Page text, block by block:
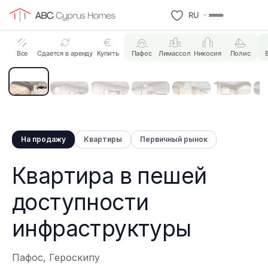
RU
Все Сдается в аренду Купить Пафос Лимассол Никосия Полис
13 Photos
На продажу Квартиры Первичный рынок
Квартира в пешей
доступности
инфраструктуры
Пафос, Героскипу